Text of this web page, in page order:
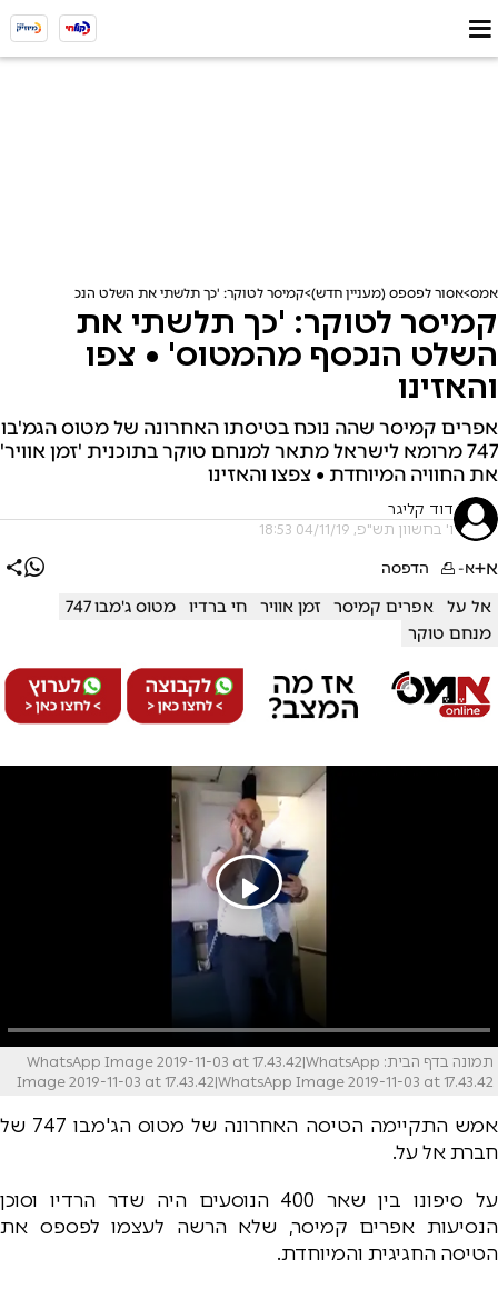
אמס אסור לפספס (מעניין חדש) קמיסר לטוקר: 'כך תלשתי את השלט הנכסף מהמטוס'
קמיסר לטוקר: 'כך תלשתי את
השלט הנכסף מהמטוס' • צפו
והאזינו
אפרים קמיסר שהה נוכח בטיסתו האחרונה של מטוס הגמ'בו
747 מרומא לישראל מתאר למנחם טוקר בתוכנית 'זמן אוויר'
את החוויה המיוחדת • צפצו והאזינו
דוד קליגר
ו' בחשוון תש"פ, 04/11/19 18:53
א+א- הדפסה
אל על אפרים קמיסר זמן אוויר חי ברדיו
מטוס ג'מבו 747
מנחם טוקר
תמונה בדף הבית: WhatsApp Image 2019-11-03 at 17.43.42|WhatsApp
Image 2019-11-03 at 17.43.42|WhatsApp Image 2019-11-03 at 17.43.42
אמש התקיימה הטיסה האחרונה של מטוס הג'מבו 747 של
חברת אל על.
על סיפונו בין שאר 400 הנוסעים היה שדר הרדיו וסוכן
הנסיעות אפרים קמיסר, שלא הרשה לעצמו לפספס את
הטיסה החגיגית והמיוחדת.